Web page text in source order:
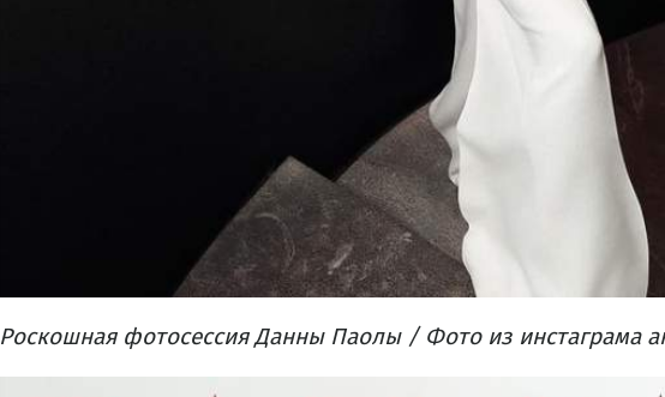
Роскошная фотосессия Данны Паолы / Фото из инстаграма